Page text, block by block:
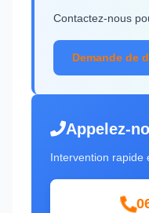
Contactez-nous
Demande de
Appelez-
Intervention rapide